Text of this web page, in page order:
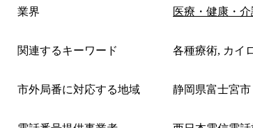
業界 医療・健康・
関連するキーワード 各種療術, カイ
市外局番に対応する地域 静岡県富士宮市